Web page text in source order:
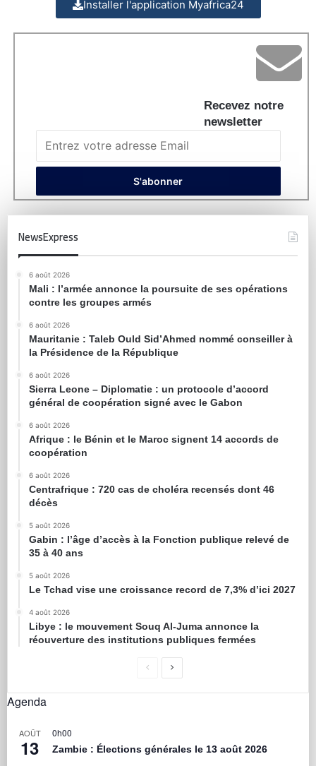
Installer l'application Myafrica24
Recevez notre
newsletter
NewsExpress
6 août 2026
Mali : l’armée annonce la poursuite de ses opérations
contre les groupes armés
6 août 2026
Mauritanie : Taleb Ould Sid’Ahmed nommé conseiller à
la Présidence de la République
6 août 2026
Sierra Leone – Diplomatie : un protocole d’accord
général de coopération signé avec le Gabon
6 août 2026
Afrique : le Bénin et le Maroc signent 14 accords de
coopération
6 août 2026
Centrafrique : 720 cas de choléra recensés dont 46
décès
5 août 2026
Gabin : l’âge d’accès à la Fonction publique relevé de
35 à 40 ans
5 août 2026
Le Tchad vise une croissance record de 7,3% d’ici 2027
4 août 2026
Libye : le mouvement Souq Al-Juma annonce la
réouverture des institutions publiques fermées
Agenda
AOÛT
13
0h00
Zambie : Élections générales le 13 août 2026